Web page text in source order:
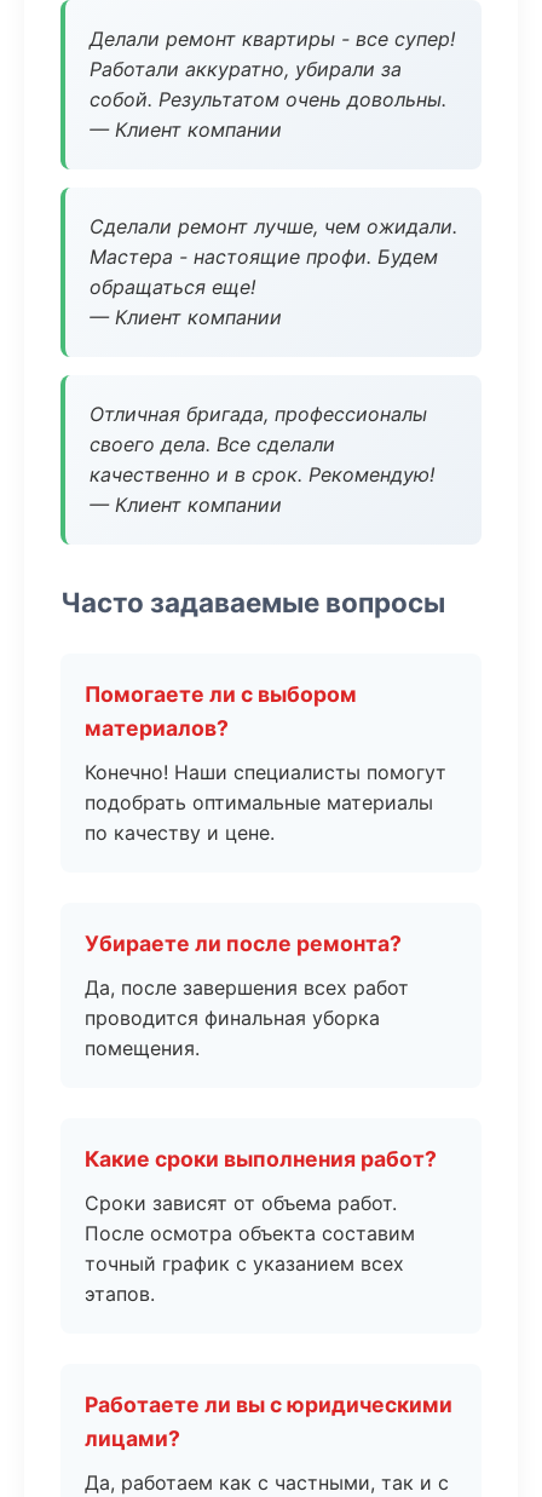
Делали ремонт квартиры - все супер!
Работали аккуратно, убирали за
собой. Результатом очень довольны.
— Клиент компании
Сделали ремонт лучше, чем ожидали.
Мастера - настоящие профи. Будем
обращаться еще!
— Клиент компании
Отличная бригада, профессионалы
своего дела. Все сделали
качественно и в срок. Рекомендую!
— Клиент компании
Часто задаваемые вопросы
Помогаете ли с выбором
материалов?
Конечно! Наши специалисты помогут
подобрать оптимальные материалы
по качеству и цене.
Убираете ли после ремонта?
Да, после завершения всех работ
проводится финальная уборка
помещения.
Какие сроки выполнения работ?
Сроки зависят от объема работ.
После осмотра объекта составим
точный график с указанием всех
этапов.
Работаете ли вы с юридическими
лицами?
Да, работаем как с частными, так и с